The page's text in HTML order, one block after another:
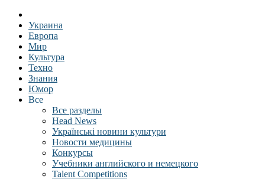
Украина
Европа
Мир
Культура
Техно
Знания
Юмор
Все
Все разделы
Head News
Українські новини культури
Новости медицины
Конкурсы
Учебники английского и немецкого
Talent Competitions